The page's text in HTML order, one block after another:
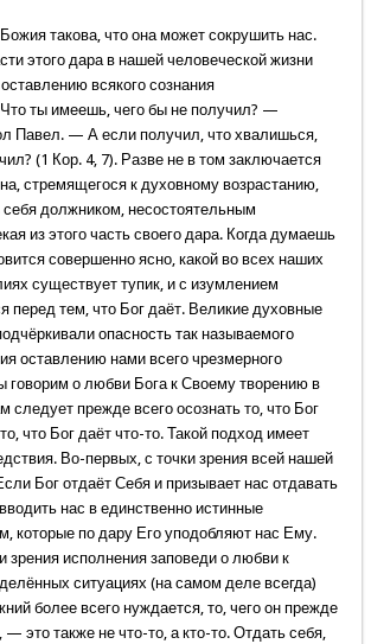
такова, что она может сокрушить нас.
этого дара в нашей человеческой жизни
всякого сознания
Что ты имеешь, чего бы не получил? —
Павел. — А если получил, что хвалишься,
(1 Кор. 4, 7). Разве не в том заключается
стремящегося к духовному возрастанию,
себя должником, несостоятельным
из этого часть своего дара. Когда думаешь
совершенно ясно, какой во всех наших
существует тупик, и с изумлением
перед тем, что Бог даёт. Великие духовные
опасность так называемого
оставлению нами всего чрезмерного
говорим о любви Бога к Своему творению в
следует прежде всего осознать то, что Бог
что Бог даёт что-то. Такой подход имеет
Во-первых, с точки зрения всей нашей
Бог отдаёт Себя и призывает нас отдавать
нас в единственно истинные
которые по дару Его уподобляют нас Ему.
зрения исполнения заповеди о любви к
ситуациях (на самом деле всегда)
более всего нуждается, то, чего он прежде
— это также не что-то, а кто-то. Отдать себя,